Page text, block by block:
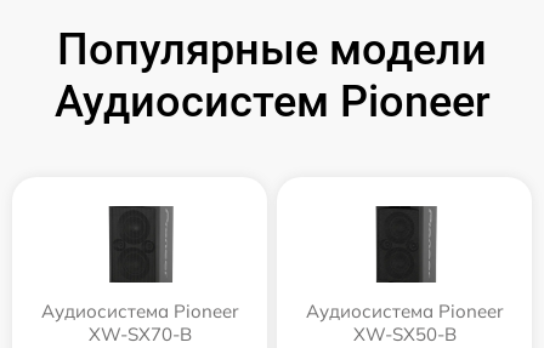
Популярные модели
Аудиосистем Pioneer
Аудиосистема Pioneer
XW-SX70-B
Аудиосистема Pioneer
XW-SX50-B